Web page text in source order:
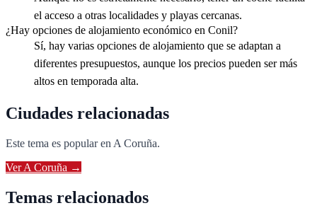
el acceso a otras localidades y playas cercanas.
¿Hay opciones de alojamiento económico en Conil?
Sí, hay varias opciones de alojamiento que se adaptan a
diferentes presupuestos, aunque los precios pueden ser más
altos en temporada alta.
Ciudades relacionadas
Este tema es popular en A Coruña.
VerA Coruña →
Temas relacionados